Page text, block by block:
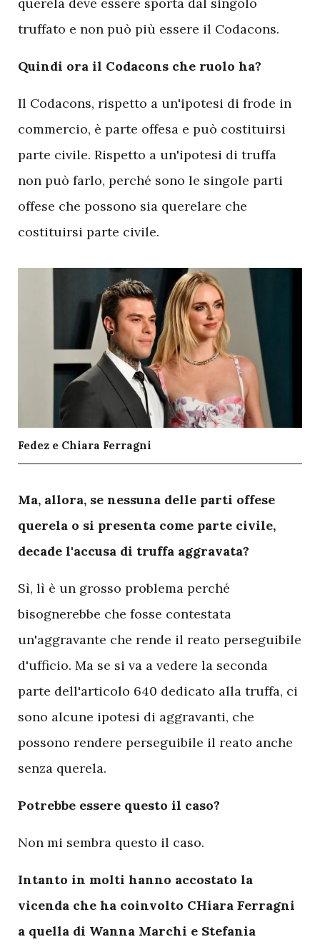
truffato e non può più essere il Codacons.
Quindi ora il Codacons che ruolo ha?
Il Codacons, rispetto a un'ipotesi di frode in
commercio, è parte offesa e può costituirsi
parte civile. Rispetto a un'ipotesi di truffa
non può farlo, perché sono le singole parti
offese che possono sia querelare che
costituirsi parte civile.
Fedez e Chiara Ferragni
Ma, allora, se nessuna delle parti offese
querela o si presenta come parte civile,
decade l'accusa di truffa aggravata?
Sì, lì è un grosso problema perché
bisognerebbe che fosse contestata
un'aggravante che rende il reato perseguibile
d'ufficio. Ma se si va a vedere la seconda
parte dell'articolo 640 dedicato alla truffa, ci
sono alcune ipotesi di aggravanti, che
possono rendere perseguibile il reato anche
senza querela.
Potrebbe essere questo il caso?
Non mi sembra questo il caso.
Intanto in molti hanno accostato la
vicenda che ha coinvolto CHiara Ferragni
a quella di Wanna Marchi e Stefania